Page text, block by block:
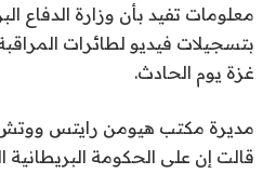
معلومات تفيد بأن وزارة الدفاع
بتسجيلات فيديو لطائرات
غزة يوم الحادث.
مديرة مكتب هيومن رايتس
قالت إن على الحكومة